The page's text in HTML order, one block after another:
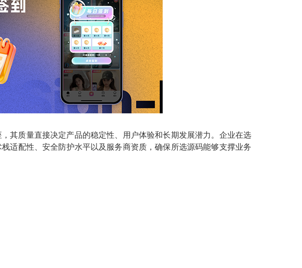
其质量直接决定产品的稳定性、用户体验和长期发展潜力。企业在选
适配性、安全防护水平以及服务商资质，确保所选源码能够支撑业务